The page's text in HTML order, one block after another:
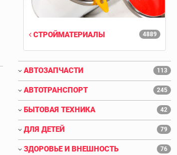
4889
СТРОЙМАТЕРИАЛЫ
АВТОЗАПЧАСТИ 113
АВТОТРАНСПОРТ 245
БЫТОВАЯ ТЕХНИКА 42
ДЛЯ ДЕТЕЙ 79
ЗДОРОВЬЕ И ВНЕШНОСТЬ 76